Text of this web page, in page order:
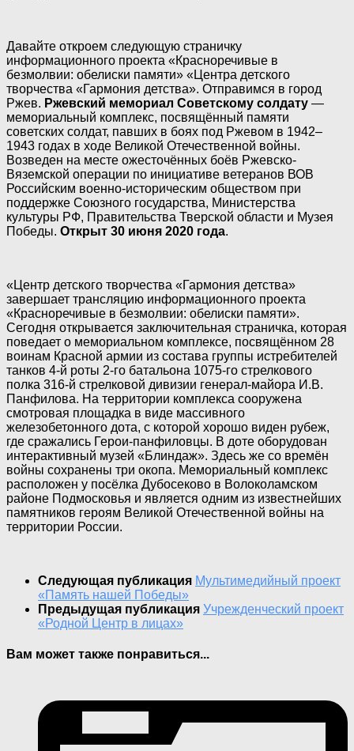
Давайте откроем следующую страничку
информационного проекта «Красноречивые в
безмолвии: обелиски памяти» «Центра детского
творчества «Гармония детства». Отправимся в город
Ржев. Ржевский мемориал Советскому солдату —
мемориальный комплекс, посвящённый памяти
советских солдат, павших в боях под Ржевом в 1942–
1943 годах в ходе Великой Отечественной войны.
Возведен на месте ожесточённых боёв Ржевско-
Вяземской операции по инициативе ветеранов ВОВ
Российским военно-историческим обществом при
поддержке Союзного государства, Министерства
культуры РФ, Правительства Тверской области и Музея
Победы. Открыт 30 июня 2020 года.
«Центр детского творчества «Гармония детства»
завершает трансляцию информационного проекта
«Красноречивые в безмолвии: обелиски памяти».
Сегодня открывается заключительная страничка, которая
поведает о мемориальном комплексе, посвящённом 28
воинам Красной армии из состава группы истребителей
танков 4-й роты 2-го батальона 1075-го стрелкового
полка 316-й стрелковой дивизии генерал-майора И.В.
Панфилова. На территории комплекса сооружена
смотровая площадка в виде массивного
железобетонного дота, с которой хорошо виден рубеж,
где сражались Герои-панфиловцы. В доте оборудован
интерактивный музей «Блиндаж». Здесь же со времён
войны сохранены три окопа. Мемориальный комплекс
расположен у посёлка Дубосеково в Волоколамском
районе Подмосковья и является одним из известнейших
памятников героям Великой Отечественной войны на
территории России.
Следующая публикация Мультимедийный проект
«Память нашей Победы»
Предыдущая публикация Учрежденческий проект
«Родной Центр в лицах»
Вам может также понравиться...